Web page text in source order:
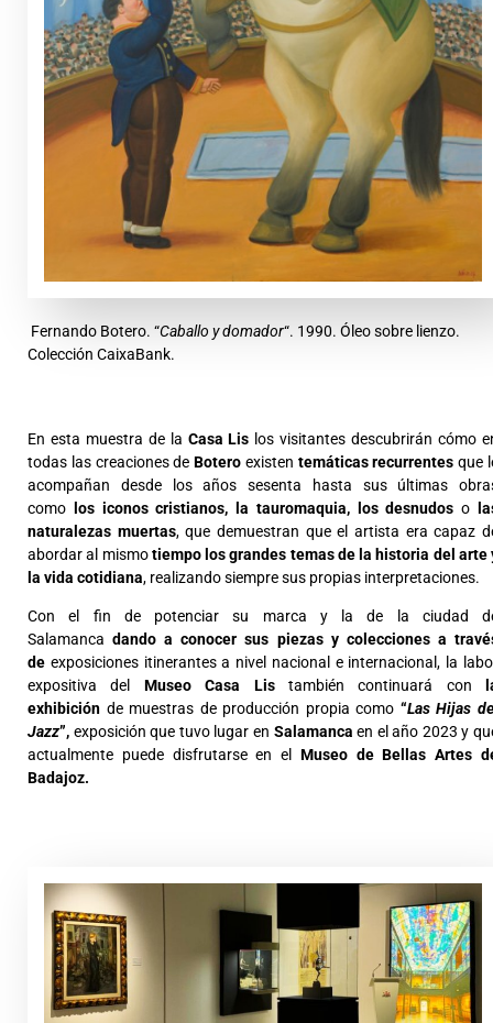
Fernando Botero. “Caballo y domador“. 1990. Óleo sobre lienzo.
Colección CaixaBank.
En esta muestra de la Casa Lis los visitantes descubrirán cómo
todas las creaciones deBotero existen temáticas recurrentes que
acompañan desde los años sesenta hasta sus últimas
como
los iconos cristianos, la tauromaquia, los desnudoso
naturalezas muertas, que demuestran que el artista era capaz
abordar al mismotiempo los grandes temas de la historia del arte
la vida cotidiana, realizando siempre sus propias interpretaciones.
Con el fin de potenciar su marca y la de la ciudad
Salamancadando a conocer sus piezas y colecciones a
de exposiciones itinerantes a nivel nacional e internacional, la
expositiva del
Museo Casa Lis también continuará con
exhibición de muestras de producción propia como “Las Hijas
Jazz”, exposición que tuvo lugar en Salamanca en el año 2023 y
actualmente puede disfrutarse en el
Museo de Bellas Artes
Badajoz.